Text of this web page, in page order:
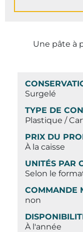
Une pâte à
Surgelé
TYPE DE
Plastique /
PRIX DU
À la caisse
UNITÉS PAR
Selon le
COMMANDE
non
À l'année